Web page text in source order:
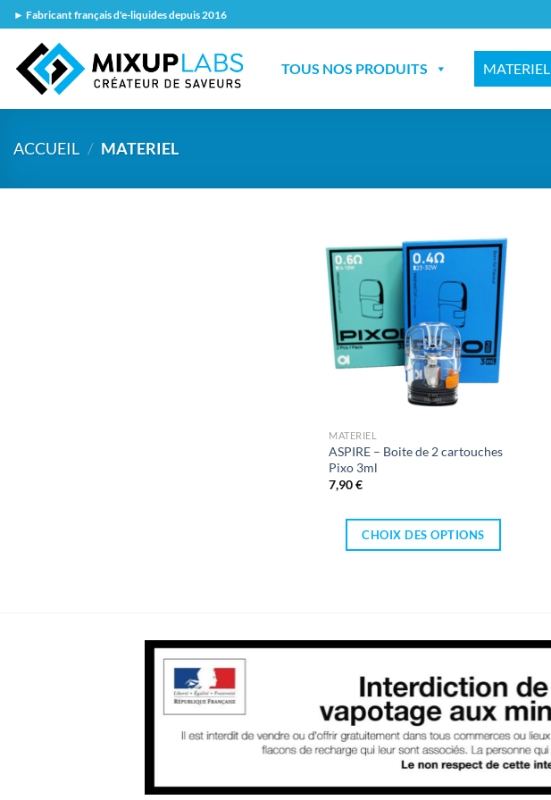
Passer
au
contenu
► Fabricant français d'e-liquides depuis 2016
TOUS NOS PRODUITS MATERIEL
ACCUEIL / MATERIEL
MATERIEL
ASPIRE – Boite de 2 cartouches
Pixo 3ml
7,90€
CHOIX DES OPTIONS